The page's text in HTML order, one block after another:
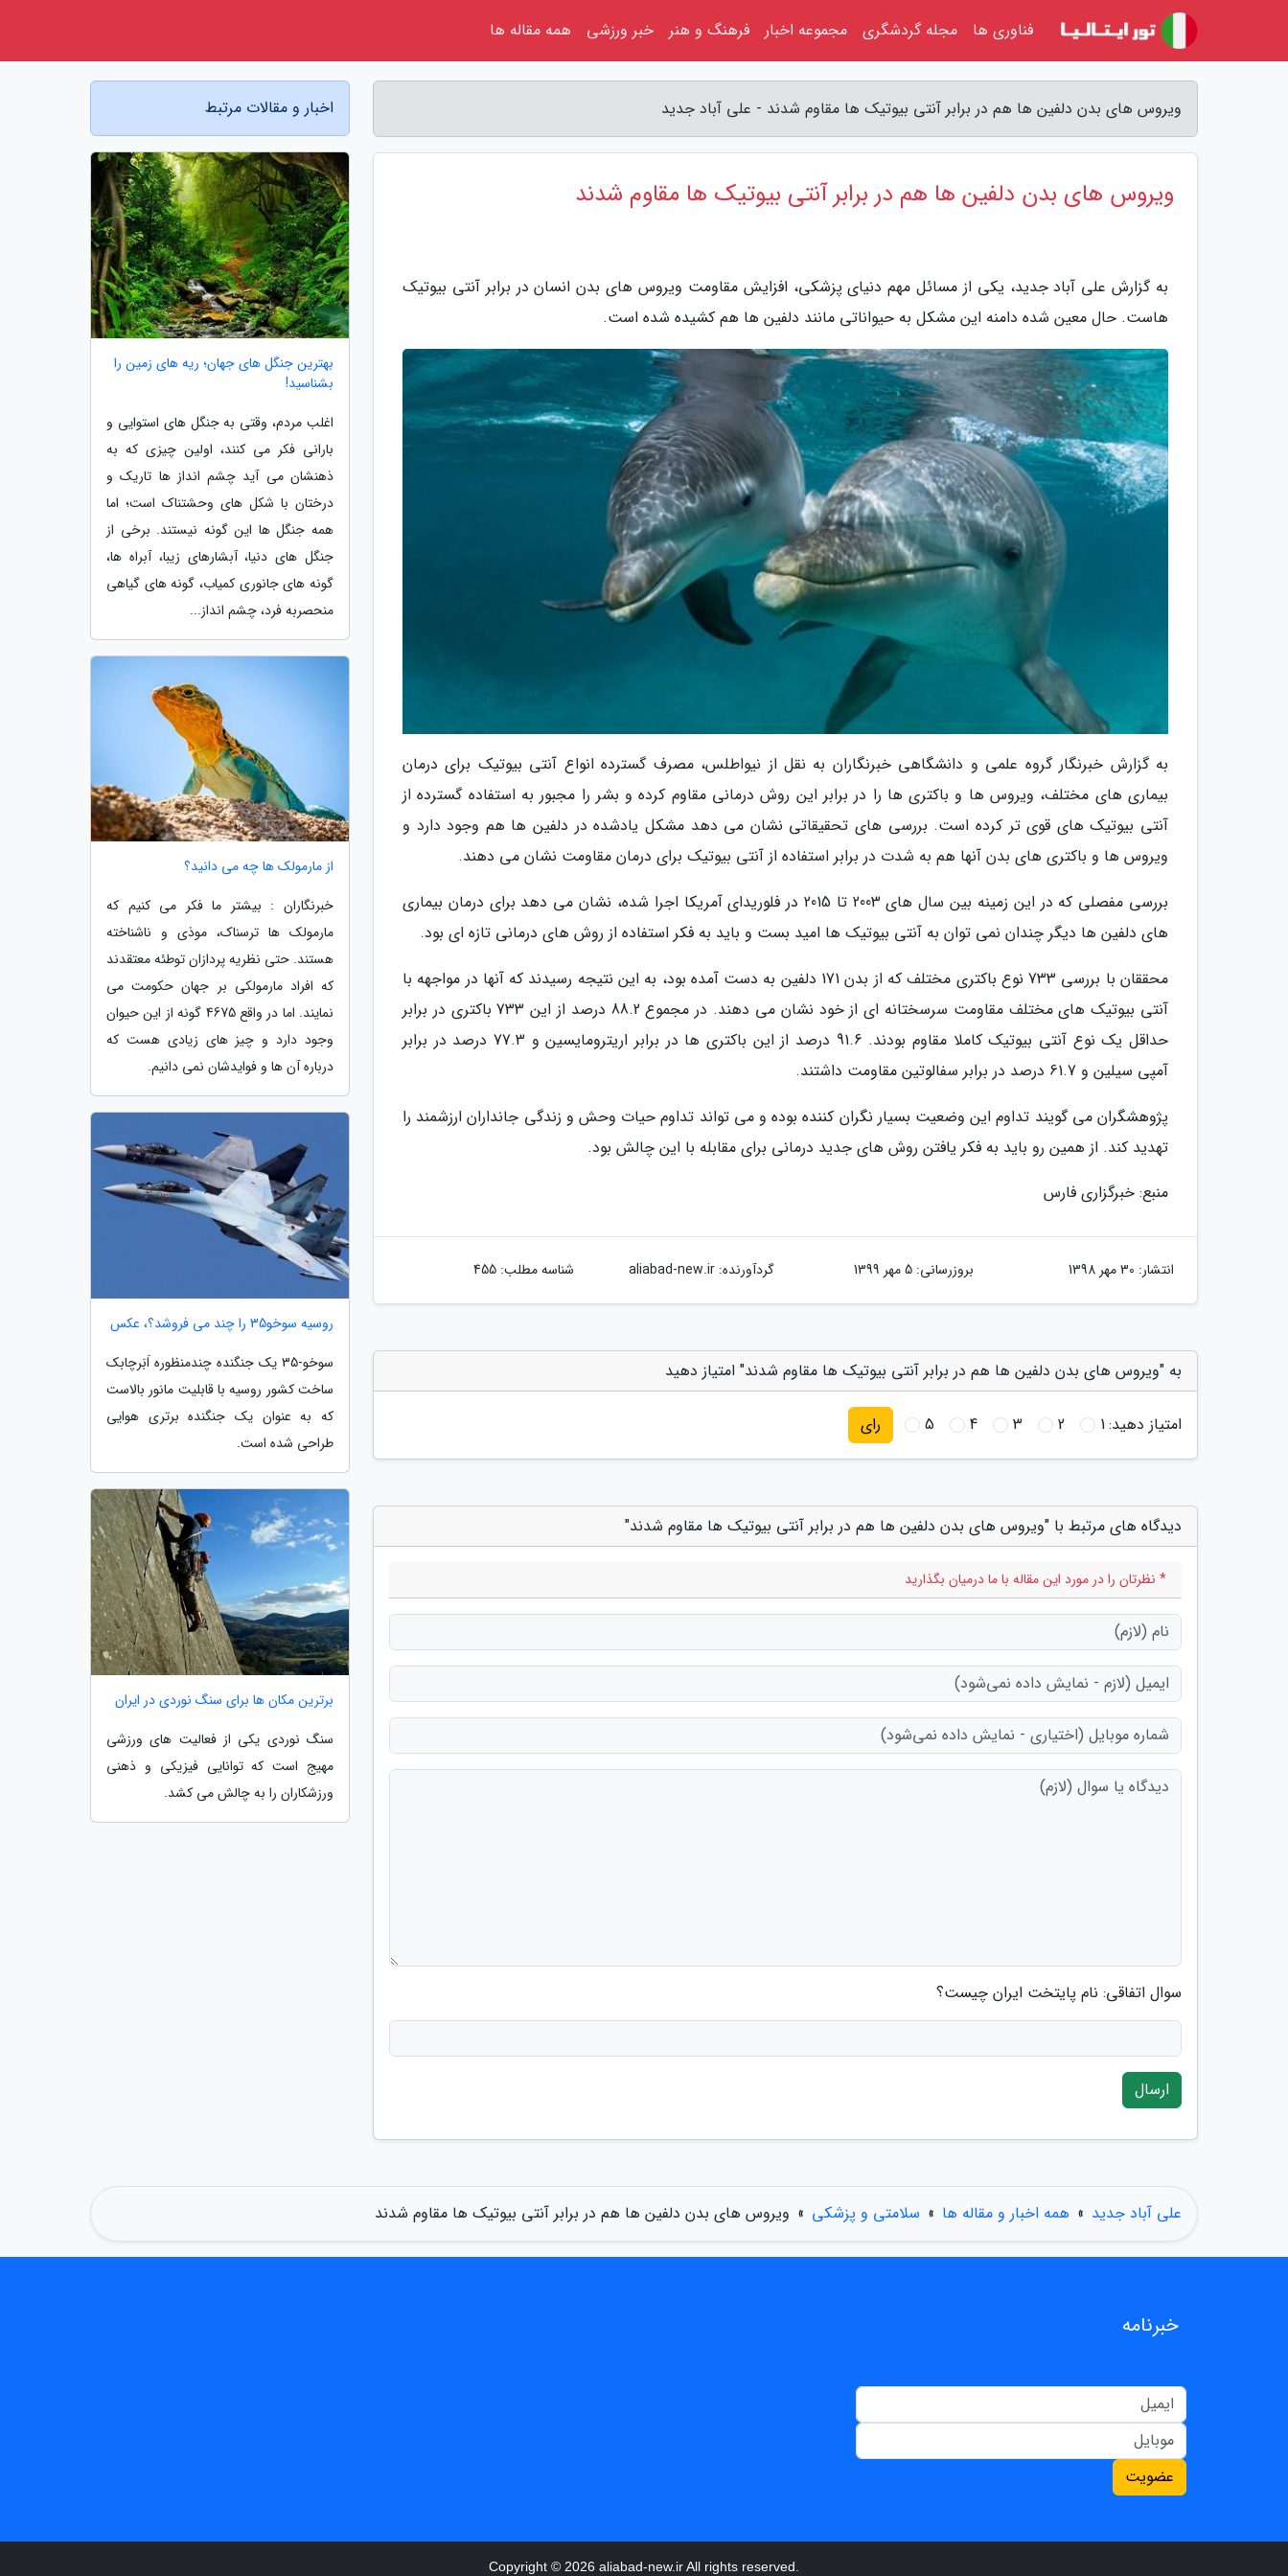
ویروس های بدن دلفین ها هم در برابر آنتی بیوتیک ها مقاوم شدند - علی آباد جدید
ویروس های بدن دلفین ها هم در برابر آنتی بیوتیک ها مقاوم شدند
به گزارش علی آباد جدید، یکی از مسائل مهم دنیای پزشکی، افزایش مقاومت ویروس های بدن انسان در برابر آنتی بیوتیک
هاست. حال معین شده دامنه این مشکل به حیواناتی مانند دلفین ها هم کشیده شده است.
به گزارش خبرنگار گروه علمی و دانشگاهی خبرنگاران به نقل از نیواطلس، مصرف گسترده انواع آنتی بیوتیک برای درمان
بیماری های مختلف، ویروس ها و باکتری ها را در برابر این روش درمانی مقاوم کرده و بشر را مجبور به استفاده گسترده از
آنتی بیوتیک های قوی تر کرده است. بررسی های تحقیقاتی نشان می دهد مشکل یادشده در دلفین ها هم وجود دارد و
ویروس ها و باکتری های بدن آنها هم به شدت در برابر استفاده از آنتی بیوتیک برای درمان مقاومت نشان می دهند.
بررسی مفصلی که در این زمینه بین سال های 2003 تا 2015 در فلوریدای آمریکا اجرا شده، نشان می دهد برای درمان بیماری
های دلفین ها دیگر چندان نمی توان به آنتی بیوتیک ها امید بست و باید به فکر استفاده از روش های درمانی تازه ای بود.
محققان با بررسی 733 نوع باکتری مختلف که از بدن 171 دلفین به دست آمده بود، به این نتیجه رسیدند که آنها در مواجهه با
آنتی بیوتیک های مختلف مقاومت سرسختانه ای از خود نشان می دهند. در مجموع 88.2 درصد از این 733 باکتری در برابر
حداقل یک نوع آنتی بیوتیک کاملا مقاوم بودند. 91.6 درصد از این باکتری ها در برابر اریترومایسین و 77.3 درصد در برابر
آمپی سیلین و 61.7 درصد در برابر سفالوتین مقاومت داشتند.
پژوهشگران می گویند تداوم این وضعیت بسیار نگران کننده بوده و می تواند تداوم حیات وحش و زندگی جانداران ارزشمند را
تهدید کند. از همین رو باید به فکر یافتن روش های جدید درمانی برای مقابله با این چالش بود.
منبع: خبرگزاری فارس
انتشار: 30 مهر 1398 بروزرسانی: 5 مهر 1399 گردآورنده:aliabad-new.ir شناسه مطلب: 455
به "ویروس های بدن دلفین ها هم در برابر آنتی بیوتیک ها مقاوم شدند" امتیاز دهید
امتیاز دهید:1
2
3
4
5 رای
دیدگاه های مرتبط با "ویروس های بدن دلفین ها هم در برابر آنتی بیوتیک ها مقاوم شدند"
* نظرتان را در مورد این مقاله با ما درمیان بگذارید
سوال اتفاقی: نام پایتخت ایران چیست؟
ارسال
اخبار و مقالات مرتبط
بهترین جنگل های جهان؛ ریه های زمین را
بشناسید!
اغلب مردم، وقتی به جنگل های استوایی و
بارانی فکر می کنند، اولین چیزی که به
ذهنشان می آید چشم انداز ها تاریک و
درختان با شکل های وحشتناک است؛ اما
همه جنگل ها این گونه نیستند. برخی از
جنگل های دنیا، آبشارهای زیبا، آبراه ها،
گونه های جانوری کمیاب، گونه های گیاهی
منحصربه فرد، چشم انداز...
از مارمولک ها چه می دانید؟
خبرنگاران : بیشتر ما فکر می کنیم که
مارمولک ها ترسناک، موذی و ناشناخته
هستند. حتی نظریه پردازان توطئه معتقدند
که افراد مارمولکی بر جهان حکومت می
نمایند. اما در واقع 4675 گونه از این حیوان
وجود دارد و چیز های زیادی هست که
درباره آن ها و فوایدشان نمی دانیم.
روسیه سوخو35 را چند می فروشد؟، عکس
سوخو-35 یک جنگنده چندمنظوره اَبَرچابک
ساخت کشور روسیه با قابلیت مانور بالاست
که به عنوان یک جنگنده برتری هوایی
طراحی شده است.
برترین مکان ها برای سنگ نوردی در ایران
سنگ نوردی یکی از فعالیت های ورزشی
مهیج است که توانایی فیزیکی و ذهنی
ورزشکاران را به چالش می کشد.
علی آباد جدید » همه اخبار و مقاله ها » سلامتی و پزشکی » ویروس های بدن دلفین ها هم در برابر آنتی بیوتیک ها مقاوم شدند
فناوری ها مجله گردشگری مجموعه اخبار فرهنگ و هنر خبر ورزشی همه مقاله ها
خبرنامه
عضویت
Copyright © 2026 aliabad-new.ir All rights reserved.